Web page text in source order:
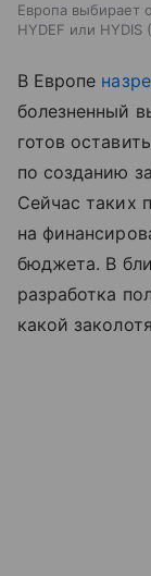
Европа выбирает
HYDEF или HYDIS
В Европе
болезненный
готов
по созданию
Сейчас таких
на
бюджета. В
разработка
какой